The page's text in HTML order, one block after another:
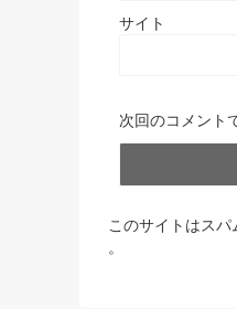
サイト
次回のコメント
このサイトはスパ
。